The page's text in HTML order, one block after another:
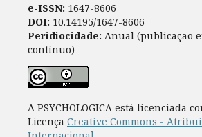
e-ISSN: 1647-8606
DOI: 10.14195/1647-8606
Peridiocidade: Anual (publicação
contínuo)
A PSYCHOLOGICA está licenciada
Licença Creative Commons -